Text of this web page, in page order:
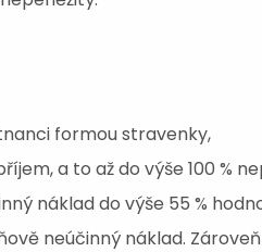
formou stravenky,
a to až do výše 100 %
náklad do výše 55 %
neúčinný náklad.